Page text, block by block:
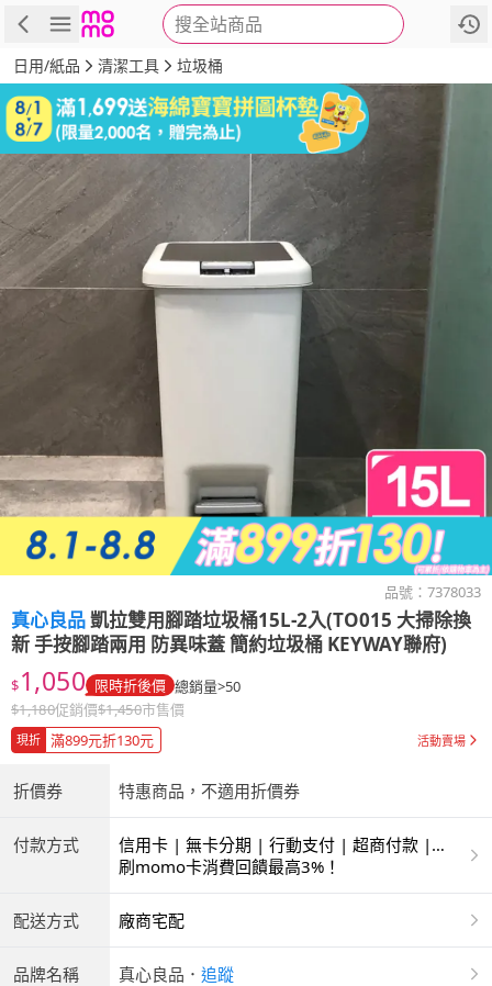
搜全站商品
商品 評價 詳情
日用/紙品 清潔工具 垃圾桶
品號： 7378033
真心良品凱拉雙用腳踏垃圾桶15L-2入(TO015 大掃除換
新 手按腳踏兩用 防異味蓋 簡約垃圾桶 KEYWAY聯府)
$1,050 限時折後價 總銷量>50
$1,180促銷價$1,450市售價
現折 滿899元折130元 活動賣場
折價券 特惠商品，不適用折價券
付款方式
信用卡 | 無卡分期 | 行動支付 | 超商付款 |
ATM | 銀聯卡
刷momo卡消費回饋最高3%！
配送方式 廠商宅配
品牌名稱 真心良品 ． 追蹤